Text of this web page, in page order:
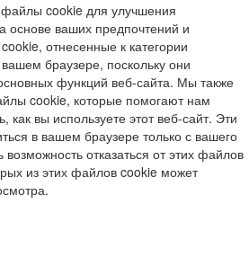
файлы cookie для улучшения
основе ваших предпочтений и
отнесенные к категории
браузере, поскольку они
функций веб-сайта. Мы также
cookie, которые помогают нам
как вы используете этот веб-сайт. Эти
в вашем браузере только с вашего
возможность отказаться от этих файлов
из этих файлов cookie может